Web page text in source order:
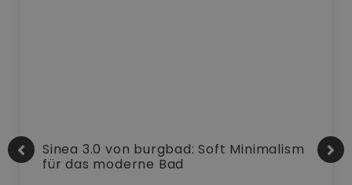
Sinea 3.0 von burgbad: Soft Minimalism
für das moderne Bad